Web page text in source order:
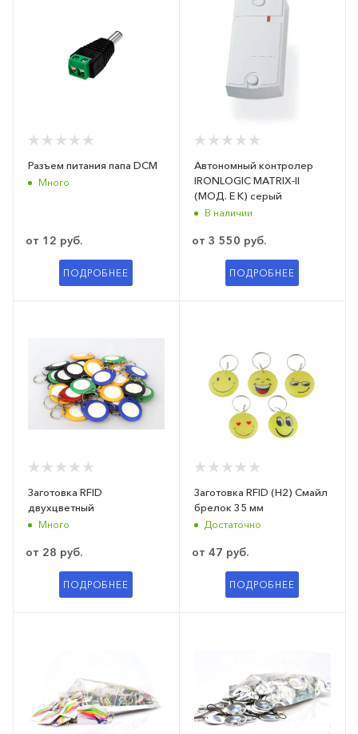
Разъем питания папа DCM
Много
от 12 руб.
ПОДРОБНЕЕ
Автономный контролер
IRONLOGIC MATRIX-II
(МОД. E K) серый
В наличии
от 3 550 руб.
ПОДРОБНЕЕ
Заготовка RFID
двухцветный
Много
от 28 руб.
ПОДРОБНЕЕ
Заготовка RFID (H2) Смайл
брелок 35 мм
Достаточно
от 47 руб.
ПОДРОБНЕЕ